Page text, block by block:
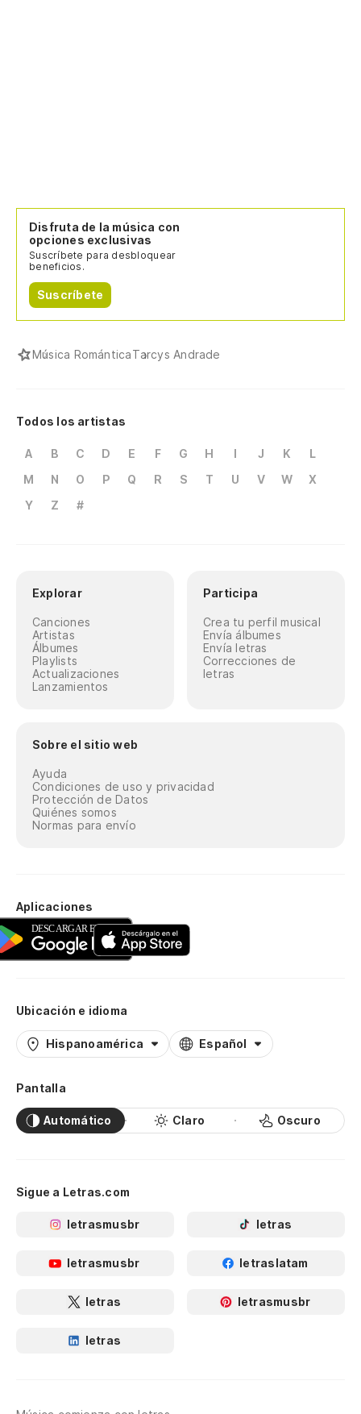
Disfruta de la música con
opciones exclusivas
Suscríbete para desbloquear
beneficios.
Suscríbete
Música RománticaTarcys Andrade
Todos los artistas
A B C D E F G H I J K
L
M
N O P Q R S T U V W
X
Y
Z #
Explorar
Canciones
Artistas
Álbumes
Playlists
Actualizaciones
Lanzamientos
Participa
Crea tu perfil musical
Envía álbumes
Envía letras
Correcciones de
letras
Sobre el sitio web
Ayuda
Condiciones de uso y privacidad
Protección de Datos
Quiénes somos
Normas para envío
Aplicaciones
Ubicación e idioma
Hispanoamérica Español
Pantalla
Automático Claro Oscuro
Sigue a Letras.com
letrasmusbr letras
letrasmusbr letraslatam
letras letrasmusbr
letras